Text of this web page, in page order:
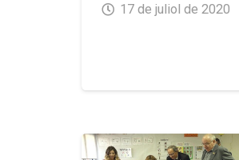
17 de juliol de 2020